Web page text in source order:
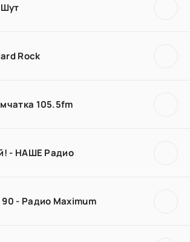
Rock
105.5fm
- НАШЕ Радио
90 - Радио Maximum